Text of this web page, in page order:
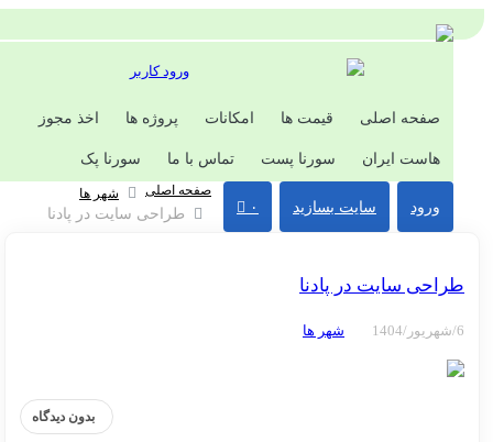
ورود کاربر
صفحه اصلی قیمت ها امکانات پروژه ها اخذ مجوز
هاست ایران سورنا پست تماس با ما سورنا پک
سایت بسازید ۰
صفحه اصلی شهر ها
طراحی سایت در پادنا
سایت در پادنا
شهر ها
بدون دیدگاه